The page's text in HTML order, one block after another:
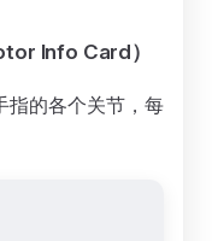
Info Card）
指的各个关节，每